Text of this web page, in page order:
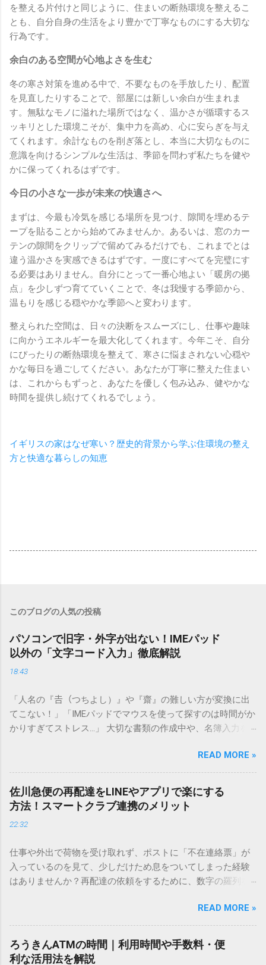
を整える片付けと同じように、住まいの断熱環境を整えるこ
とも、自分自身の生活をより豊かで丁寧なものにする大切な
行為です。
余白のある空間が心地よさを生む
冬の寒さ対策を進める中で、不要なものを手放したり、配置
を見直したりすることで、部屋には新しい余白が生まれま
す。無駄なモノに溢れた場所ではなく、温かさが循環するス
ッキリとした環境こそが、集中力を高め、心に安らぎを与え
てくれます。余計なものを削ぎ落とし、本当に大切なものに
意識を向けるシンプルな生活は、季節を問わず私たちを健や
かに保ってくれるはずです。
今日の小さな一歩が未来の快適さへ
まずは、今最も冷気を感じる場所を見つけ、隙間を埋めるテ
ープを貼ることから始めてみませんか。あるいは、窓のカー
テンの隙間をクリップで留めてみるだけでも、これまでとは
違う温かさを実感できるはずです。一度にすべてを完璧にす
る必要はありません。自分にとって一番心地よい「暖房の拠
点」を少しずつ育てていくことで、冬は我慢する季節から、
温もりを感じる穏やかな季節へと変わります。
整えられた空間は、日々の決断をスムーズにし、仕事や趣味
に向かうエネルギーを最大化してくれます。今年こそ、自分
にぴったりの断熱環境を整えて、寒さに悩まされない心穏や
かな毎日を過ごしてください。あなたが丁寧に整えた住まい
は、これからもずっと、あなたを優しく包み込み、健やかな
時間を提供し続けてくれるでしょう。
イギリスの家はなぜ寒い？歴史的背景から学ぶ住環境の整え
方と快適な暮らしの知恵
このブログの人気の投稿
パソコンで旧字・外字が出ない！IMEパッド
以外の「文字コード入力」徹底解説
18:43
「人名の『𠮷（つちよし）』や『齋』の難しい方が変換に出
てこない！」「IMEパッドでマウスを使って探すのは時間がか
かりすぎてストレス…」 大切な書類の作成中や、名簿入力を
てしまいますよね。多くの人が「IMEパッド（手書き入力）」
を使いますが、実はマウスで一画ずつ書くのは非効率です
し、似た漢字が多すぎて結局見つからないことも少なくあり
ません。 そこで今回は、IMEパッドを使わずに、特定のコー
ドを打ち込むだけで一瞬で旧字や外字、特殊記号を呼び出す
「文字コード入力」のテクニックを詳しく解説します。 この
必要はありません。 1. なぜ「変換」しても旧字・外字が出て
こないのか？ そもそも、なぜ普通の変換で出てこない漢字が
あるのでしょうか。その理由は、パソコンが文字を認識する
は、JIS規格（日本産業規格）によって「第1水準」「第2水
準」といった形で整理されています。しかし、人名や地名に
使われる非常に古い漢字（旧字）や、特定の組織だけで作ら
れた「外字」は、この一般的な変換リストに含まれていない
READ MORE »
佐川急便の再配達をLINEやアプリで楽にする
方法！スマートクラブ連携のメリット
22:32
仕事や外出で荷物を受け取れず、ポストに「不在連絡票」が
入っているのを見て、少しだけため息をついてしまった経験
はありませんか？再配達の依頼をするために、数字の羅列を
ことに申し訳なさを感じたりすることもあるかもしれませ
ん。 「もっとスムーズに、自分のタイミングで受け取りた
い」 「わざわざ電話をかけずに、スマホ一つで完結させた
い」 そんな願いを叶えてくれるのが、佐川急便の会員制サー
READ MORE »
ろうきんATMの時間｜利用時間や手数料・便
利な活用法を解説